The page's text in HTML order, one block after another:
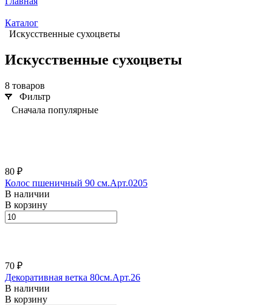
Каталог
Искусственные сухоцветы
Искусственные сухоцветы
8 товаров
Фильтр
Сначала популярные
80 ₽
Колос пшеничный 90 см.Арт.0205
В наличии
В корзину
70 ₽
Декоративная ветка 80см.Арт.26
В наличии
В корзину